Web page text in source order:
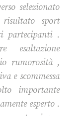
selezionato
sport
partecipanti .
esaltazione
rumorosità ,
e scommessa
importante
esperto .